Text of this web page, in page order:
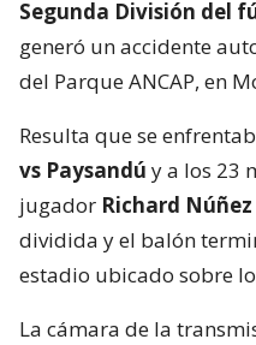
Segunda División del
generó un accidente
del Parque ANCAP, en
Resulta que se
vs Paysandú y a los 23
jugador Richard Núñez
dividida y el balón
estadio ubicado sobre
La cámara de la